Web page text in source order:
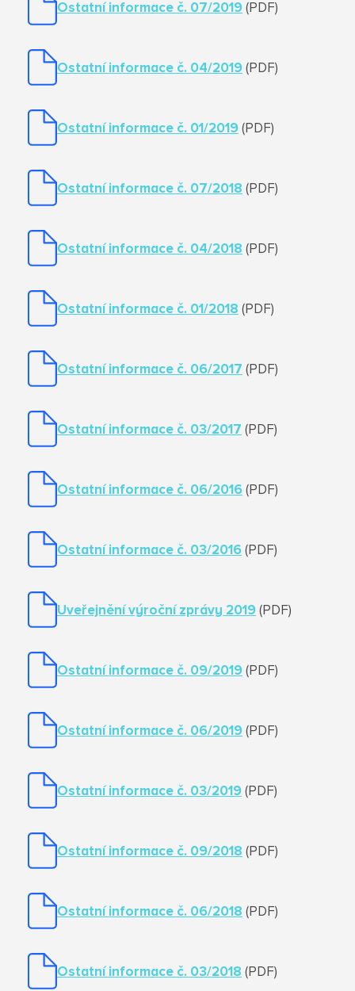
Ostatní informace č. 07/2019 (PDF)
Ostatní informace č. 04/2019 (PDF)
Ostatní informace č. 01/2019 (PDF)
Ostatní informace č. 07/2018 (PDF)
Ostatní informace č. 04/2018 (PDF)
Ostatní informace č. 01/2018 (PDF)
Ostatní informace č. 06/2017 (PDF)
Ostatní informace č. 03/2017 (PDF)
Ostatní informace č. 06/2016 (PDF)
Ostatní informace č. 03/2016 (PDF)
Uveřejnění výroční zprávy 2019 (PDF)
Ostatní informace č. 09/2019 (PDF)
Ostatní informace č. 06/2019 (PDF)
Ostatní informace č. 03/2019 (PDF)
Ostatní informace č. 09/2018 (PDF)
Ostatní informace č. 06/2018 (PDF)
Ostatní informace č. 03/2018 (PDF)